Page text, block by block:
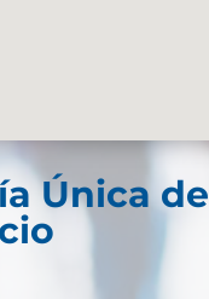
Única de